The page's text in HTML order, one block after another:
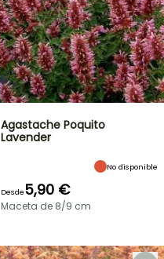
Agastache Poquito
Lavender
No disponible
Desde5,90 €
Maceta de 8/9 cm